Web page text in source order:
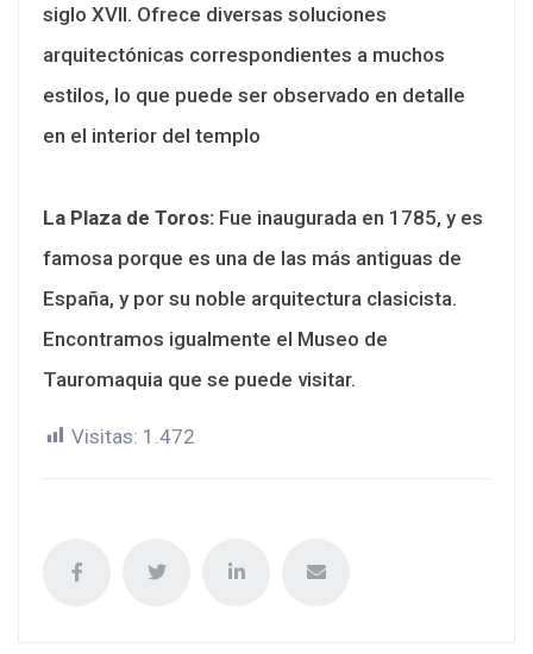
siglo XVII. Ofrece diversas soluciones
arquitectónicas correspondientes a muchos
estilos, lo que puede ser observado en detalle
en el interior del templo
La Plaza de Toros: Fue inaugurada en 1785, y es
famosa porque es una de las más antiguas de
España, y por su noble arquitectura clasicista.
Encontramos igualmente el Museo de
Tauromaquia que se puede visitar.
Visitas: 1.472